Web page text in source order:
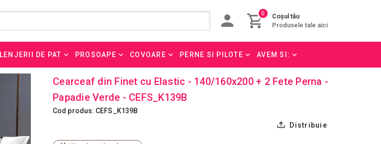
0
Coșul tău
Produsele tale aici
LENJERII DE PAT PROSOAPE COVOARE PERNE SI PILOTE AVEM SI:
Cearceaf din Finet cu Elastic - 140/160x200 + 2 Fete Perna -
Papadie Verde - CEFS_K139B
Cod produs: CEFS_K139B
Distribuie